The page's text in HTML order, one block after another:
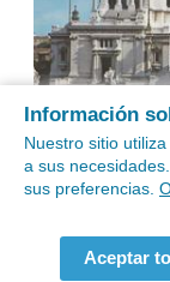
Información
Nuestro sitio
a sus
sus preferencias.
Aceptar